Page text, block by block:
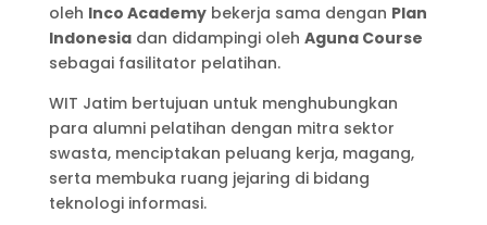
oleh Inco Academybekerja sama dengan Plan
Indonesiadan didampingi oleh Aguna Course
sebagai fasilitator pelatihan.
WIT Jatim bertujuan untuk menghubungkan
para alumni pelatihan dengan mitra sektor
swasta, menciptakan peluang kerja, magang,
serta membuka ruang jejaring di bidang
teknologi informasi.